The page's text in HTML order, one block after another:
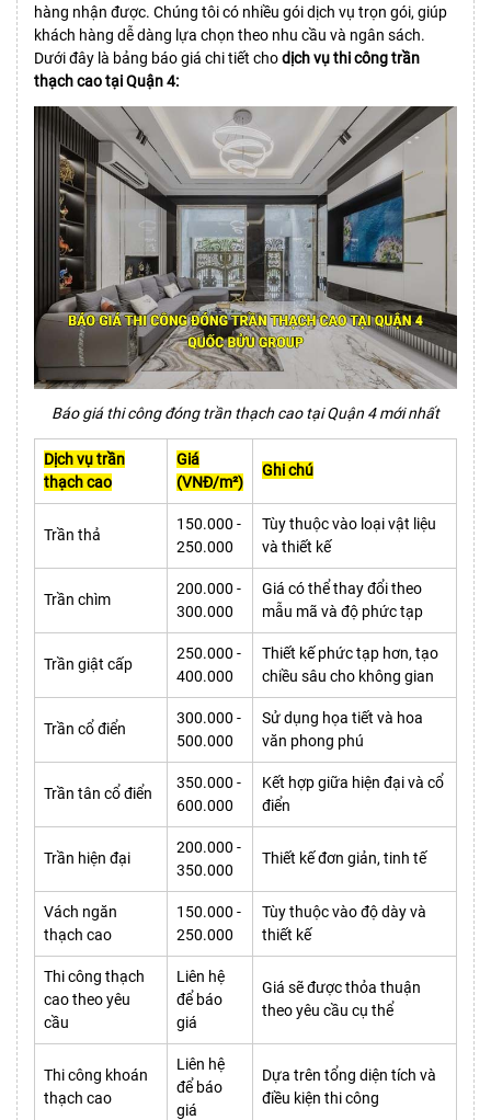
hàng nhận được. Chúng tôi có nhiều gói dịch vụ trọn gói, giúp
khách hàng dễ dàng lựa chọn theo nhu cầu và ngân sách.
Dưới đây là bảng báo giá chi tiết chodịch vụ thi công trần
thạch cao tại Quận 4:
Báo giá thi công đóng trần thạch cao tại Quận 4 mới nhất
Dịch vụ trần
thạch cao
Giá
(VNĐ/m²)
Ghi chú
Trần thả
150.000 -
250.000
Tùy thuộc vào loại vật liệu
và thiết kế
Trần chìm
200.000 -
300.000
Giá có thể thay đổi theo
mẫu mã và độ phức tạp
Trần giật cấp
250.000 -
400.000
Thiết kế phức tạp hơn, tạo
chiều sâu cho không gian
Trần cổ điển
300.000 -
500.000
Sử dụng họa tiết và hoa
văn phong phú
Trần tân cổ điển
350.000 -
600.000
Kết hợp giữa hiện đại và cổ
điển
Trần hiện đại
200.000 -
350.000
Thiết kế đơn giản, tinh tế
Vách ngăn
thạch cao
150.000 -
250.000
Tùy thuộc vào độ dày và
thiết kế
Thi công thạch
cao theo yêu
cầu
Liên hệ
để báo
giá
Giá sẽ được thỏa thuận
theo yêu cầu cụ thể
Thi công khoán
thạch cao
Liên hệ
để báo
giá
Dựa trên tổng diện tích và
điều kiện thi công